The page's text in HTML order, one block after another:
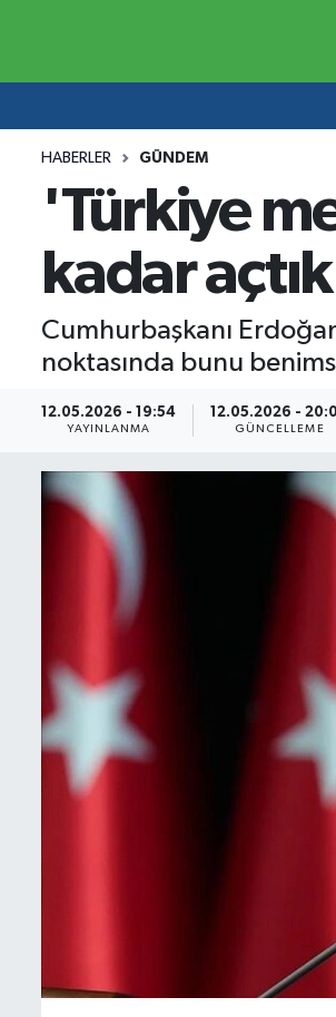
HABERLER GÜNDEM
'Türkiye
kadar
Cumhurbaşkanı
noktasında bunu
12.05.2026 - 19:54
YAYINLANMA
12.05.2026 -
GÜNCELLEME
Ekonomi
Borsa
Otomobil
Gizlilik Sözleşmesi
Hakkımızda
İletişim
Ekonomi
Borsa
Emtia
BITCOIN
Yapay Zeka